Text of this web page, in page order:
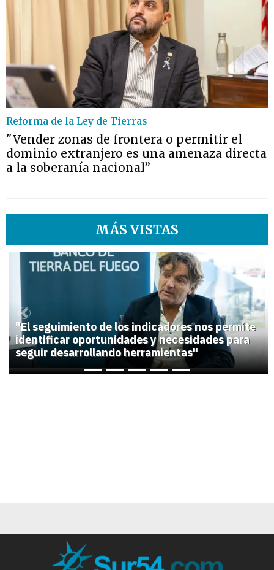
Reforma de la Ley de Tierras
"Vender zonas de frontera o permitir el
dominio extranjero es una amenaza directa
a la soberanía nacional”
MÁS VISTAS
1
"El seguimiento de los indicadores nos permite
identificar oportunidades y necesidades para
seguir desarrollando herramientas"
Previous Next